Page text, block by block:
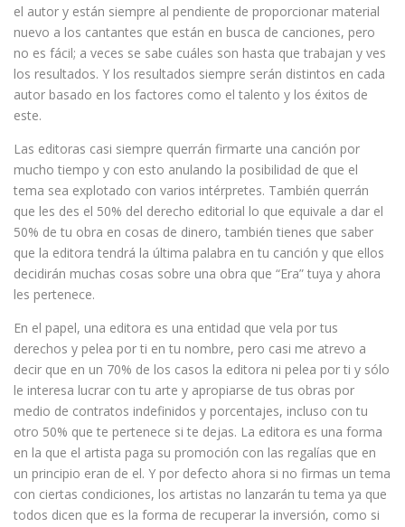
el autor y están siempre al pendiente de proporcionar material
nuevo a los cantantes que están en busca de canciones, pero
no es fácil; a veces se sabe cuáles son hasta que trabajan y ves
los resultados. Y los resultados siempre serán distintos en cada
autor basado en los factores como el talento y los éxitos de
este.
Las editoras casi siempre querrán firmarte una canción por
mucho tiempo y con esto anulando la posibilidad de que el
tema sea explotado con varios intérpretes. También querrán
que les des el 50% del derecho editorial lo que equivale a dar el
50% de tu obra en cosas de dinero, también tienes que saber
que la editora tendrá la última palabra en tu canción y que ellos
decidirán muchas cosas sobre una obra que “Era” tuya y ahora
les pertenece.
En el papel, una editora es una entidad que vela por tus
derechos y pelea por ti en tu nombre, pero casi me atrevo a
decir que en un 70% de los casos la editora ni pelea por ti y sólo
le interesa lucrar con tu arte y apropiarse de tus obras por
medio de contratos indefinidos y porcentajes, incluso con tu
otro 50% que te pertenece si te dejas. La editora es una forma
en la que el artista paga su promoción con las regalías que en
un principio eran de el. Y por defecto ahora si no firmas un tema
con ciertas condiciones, los artistas no lanzarán tu tema ya que
todos dicen que es la forma de recuperar la inversión, como si